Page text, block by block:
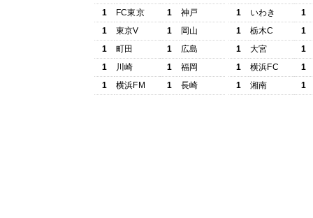
1
FC東京 1
神戸
1
東京V 1
岡山
1
町田 1
広島
1
川崎 1
福岡
1
横浜FM 1 長崎
1
いわき
1
1
栃木C
1
1
大宮
1
1
横浜FC
1
1
湘南 1